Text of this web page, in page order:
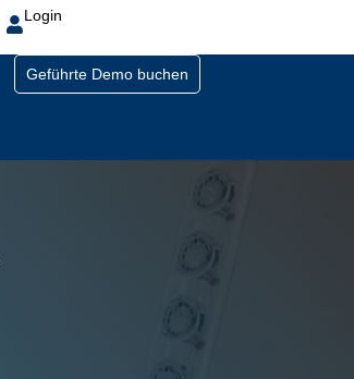
Login
Geführte Demo buchen